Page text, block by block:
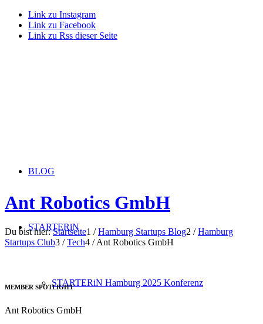
Link zu Instagram
Link zu Facebook
Link zu Rss dieser Seite
BLOG
STARTERiN
STARTERiN Hamburg 2025 Konferenz
Ant Robotics GmbH
Du bist hier: Startseite1 / Hamburg Startups Blog2 / Hamburg
Startups Club3 / Tech4 / Ant Robotics GmbH
MEMBER SPOTLIGHT
Ant Robotics GmbH